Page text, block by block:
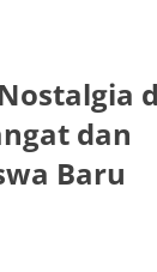
dan
Baru